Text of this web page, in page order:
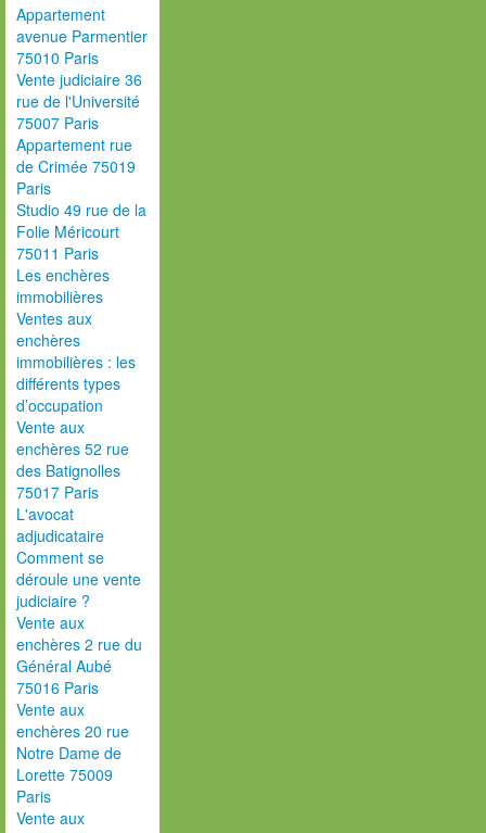
Appartement
avenue Parmentier
75010 Paris
Vente judiciaire 36
rue de l'Université
75007 Paris
Appartement rue
de Crimée 75019
Paris
Studio 49 rue de la
Folie Méricourt
75011 Paris
Les enchères
immobilières
Ventes aux
enchères
immobilières : les
différents types
d’occupation
Vente aux
enchères 52 rue
des Batignolles
75017 Paris
L'avocat
adjudicataire
Comment se
déroule une vente
judiciaire ?
Vente aux
enchères 2 rue du
Général Aubé
75016 Paris
Vente aux
enchères 20 rue
Notre Dame de
Lorette 75009
Paris
Vente aux